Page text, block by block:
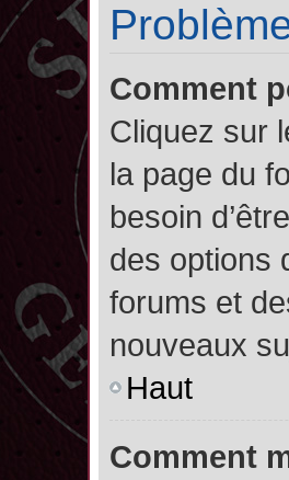
Comment
Cliquez sur
la page du
besoin
des options
forums et
nouveaux
Haut
Comment